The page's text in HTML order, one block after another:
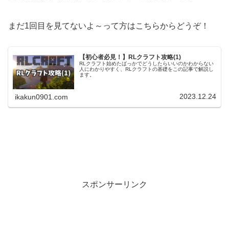
まだ1回目を見てないよ～って方はこちらからどうぞ！
【初心者必見！】RLクラフト攻略(1)
RLクラフト始めたばっかでどうしたらいいのかわからない
人にわかりやすく、RLクラフトの基礎をこの記事で解説し
ます。
ikakun0901.com 2023.12.24
スポンサーリンク